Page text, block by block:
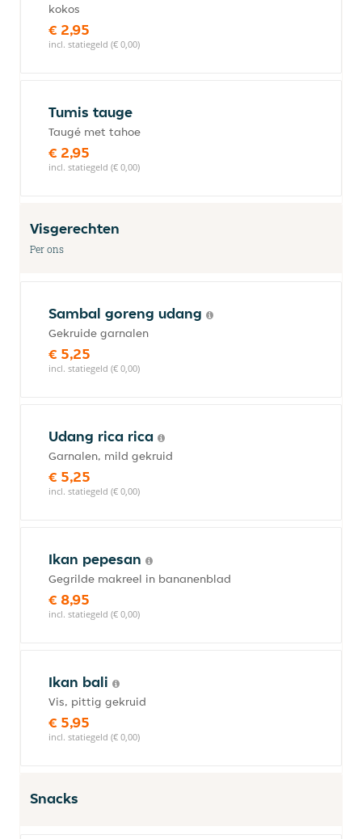
kokos
€ 2,95
incl. statiegeld (€ 0,00)
Tumis tauge
Taugé met tahoe
€ 2,95
incl. statiegeld (€ 0,00)
Visgerechten
Per ons
Sambal goreng udang
Gekruide garnalen
€ 5,25
incl. statiegeld (€ 0,00)
Udang rica rica
Garnalen, mild gekruid
€ 5,25
incl. statiegeld (€ 0,00)
Ikan pepesan
Gegrilde makreel in bananenblad
€ 8,95
incl. statiegeld (€ 0,00)
Ikan bali
Vis, pittig gekruid
€ 5,95
incl. statiegeld (€ 0,00)
Snacks